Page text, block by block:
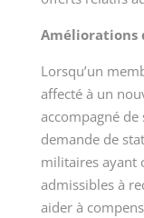
Améliorations
Lorsqu’un
affecté à un
accompagné
demande de
militaires ayant
admissibles à
aider à